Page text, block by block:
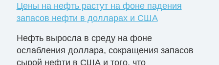
Цены на нефть растут на фоне падения
запасов нефти в долларах и США
Нефть выросла в среду на фоне
ослабления доллара, сокращения запасов
сырой нефти в США и того, что